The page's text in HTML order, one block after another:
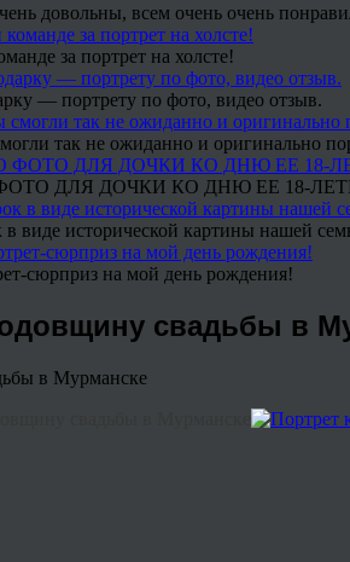
довольны, всем очень очень
за портрет на холсте!
— портрету по фото, видео отзыв.
так не ожиданно и оригинально
ДЛЯ ДОЧКИ КО ДНЮ ЕЕ 18-
виде исторической картины нашей
сюрприз на мой день рождения!
свадьбы в